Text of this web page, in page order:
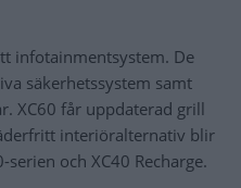
infotainmentsystem. De
säkerhetssystem samt
XC60 får uppdaterad grill
interiöralternativ blir
och XC40 Recharge.